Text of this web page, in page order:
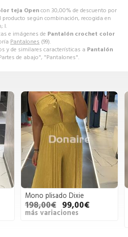
teja Opencon 30,00% de descuento por
producto según combinación, recogida en
l.
e imágenes de Pantalón crochet color
Pantalones (99).
y de similares características a Pantalón
de abajo", "Pantalones".
Mono plisado Dixie
198,00€ 99,00€
más variaciones